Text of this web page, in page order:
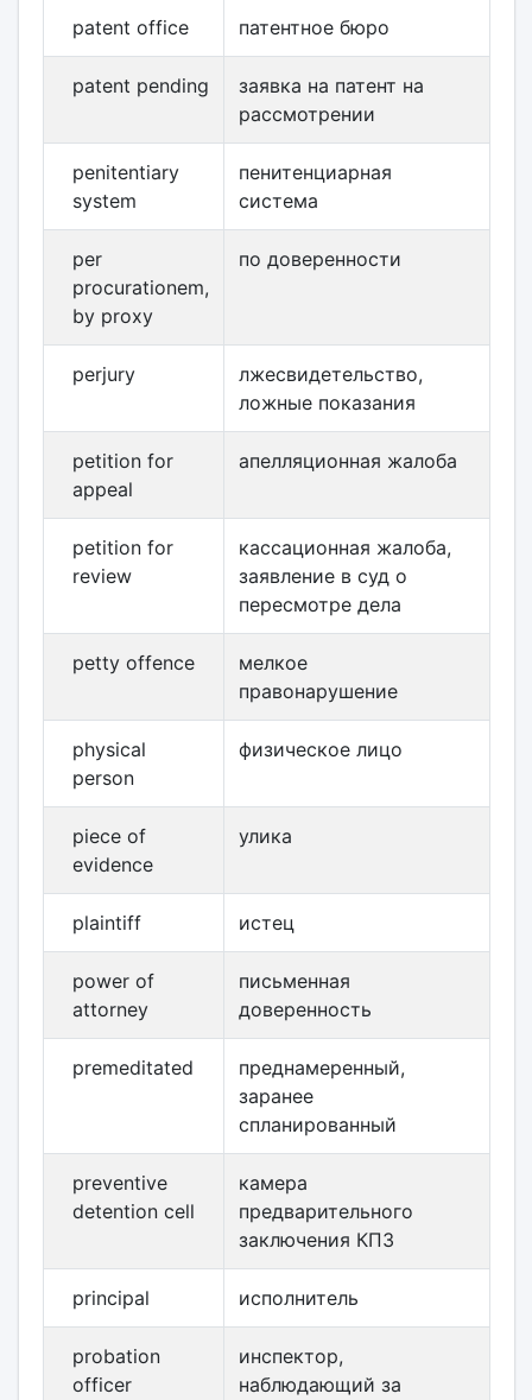
patent office патентное бюро
patent pending
заявка на патент на
рассмотрении
penitentiary
system
пенитенциарная
система
per
procurationem,
by proxy
по доверенности
perjury
лжесвидетельство,
ложные показания
petition for
appeal
апелляционная жалоба
petition for
review
кассационная жалоба,
заявление в суд о
пересмотре дела
petty offence
мелкое
правонарушение
physical
person
физическое лицо
piece of
evidence
улика
plaintiff истец
power of
attorney
письменная
доверенность
premeditated
преднамеренный,
заранее
спланированный
preventive
detention cell
камера
предварительного
заключения КПЗ
principal исполнитель
probation
officer
инспектор,
наблюдающий за